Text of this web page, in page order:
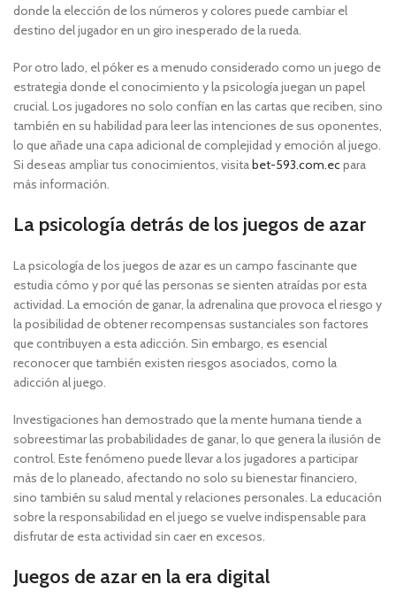
donde la elección de los números y colores puede cambiar el
destino del jugador en un giro inesperado de la rueda.
Por otro lado, el póker es a menudo considerado como un juego de
estrategia donde el conocimiento y la psicología juegan un papel
crucial. Los jugadores no solo confían en las cartas que reciben, sino
también en su habilidad para leer las intenciones de sus oponentes,
lo que añade una capa adicional de complejidad y emoción al juego.
Si deseas ampliar tus conocimientos, visitabet-593.com.ecpara
más información.
La psicología detrás de los juegos de azar
La psicología de los juegos de azar es un campo fascinante que
estudia cómo y por qué las personas se sienten atraídas por esta
actividad. La emoción de ganar, la adrenalina que provoca el riesgo y
la posibilidad de obtener recompensas sustanciales son factores
que contribuyen a esta adicción. Sin embargo, es esencial
reconocer que también existen riesgos asociados, como la
adicción al juego.
Investigaciones han demostrado que la mente humana tiende a
sobreestimar las probabilidades de ganar, lo que genera la ilusión de
control. Este fenómeno puede llevar a los jugadores a participar
más de lo planeado, afectando no solo su bienestar financiero,
sino también su salud mental y relaciones personales. La educación
sobre la responsabilidad en el juego se vuelve indispensable para
disfrutar de esta actividad sin caer en excesos.
Juegos de azar en la era digital